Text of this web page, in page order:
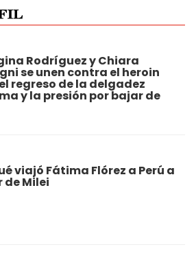
Rodríguez y Chiara
se unen contra el heroin
regreso de la delgadez
y la presión por bajar de
viajó Fátima Flórez a Perú a
de Milei